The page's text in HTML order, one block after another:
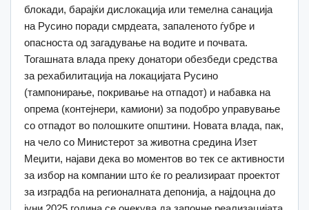
блокади, барајќи дислокација или темелна санација
на Русино поради смрдеата, запаленото ѓубре и
опасноста од загадување на водите и почвата.
Тогашната влада преку донатори обезбеди средства
за рехабилитација на локацијата Русино
(тампонирање, покривање на отпадот) и набавка на
опрема (контејнери, камиони) за подобро управување
со отпадот во полошките општини. Новата влада, пак,
на чело со Министерот за животна средина Изет
Меџити, најави дека во моментов во тек се активности
за избор на компании што ќе го реализираат проектот
за изградба на регионалната депонија, а најдоцна до